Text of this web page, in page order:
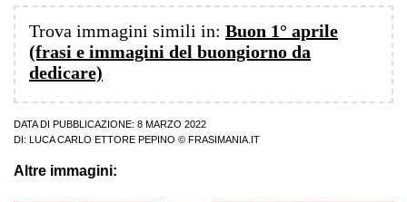
Trova immagini simili in: Buon 1° aprile
(frasi e immagini del buongiorno da
dedicare)
DATA DI PUBBLICAZIONE: 8 MARZO 2022
DI:
LUCA CARLO ETTORE PEPINO © FRASIMANIA.IT
Altre immagini: